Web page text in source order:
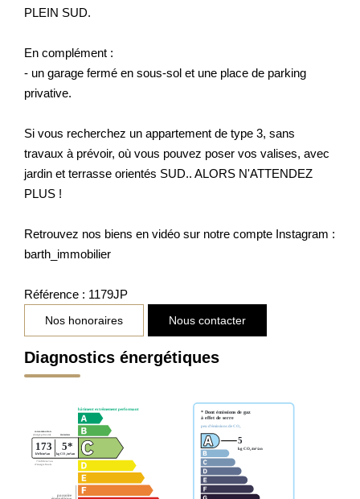
PLEIN SUD.
En complément :
- un garage fermé en sous-sol et une place de parking
privative.
Si vous recherchez un appartement de type 3, sans
travaux à prévoir, où vous pouvez poser vos valises, avec
jardin et terrasse orientés SUD.. ALORS N'ATTENDEZ
PLUS !
Retrouvez nos biens en vidéo sur notre compte Instagram :
barth_immobilier
Référence : 1179JP
Nos honoraires Nous contacter
Diagnostics énergétiques